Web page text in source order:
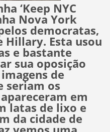
‘Keep NYC
Nova York
democratas,
Hillary. Esta usou
e bastante
sua oposição
de
seriam os
em
latas de lixo e
da cidade de